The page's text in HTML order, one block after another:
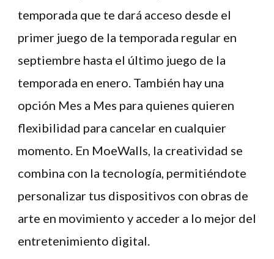
temporada que te dará acceso desde el
primer juego de la temporada regular en
septiembre hasta el último juego de la
temporada en enero. También hay una
opción Mes a Mes para quienes quieren
flexibilidad para cancelar en cualquier
momento. En MoeWalls, la creatividad se
combina con la tecnología, permitiéndote
personalizar tus dispositivos con obras de
arte en movimiento y acceder a lo mejor del
entretenimiento digital.